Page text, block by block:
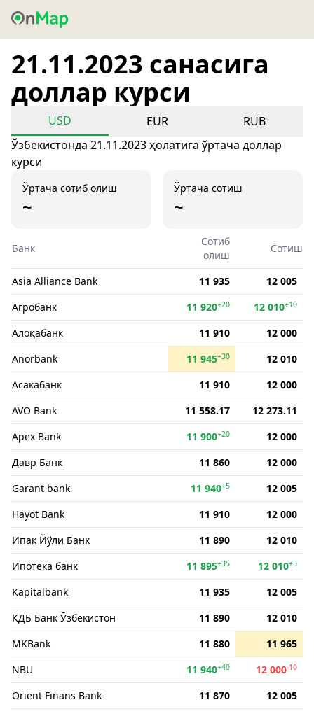
21.11.2023 санасига
доллар курси
USD EUR
RUB
Ўзбекистонда 21.11.2023 ҳолатига ўртача доллар
курси
Ўртача сотиб олиш
~
Ўртача сотиш
~
Банк
Сотиб
олиш
Сотиш
Asia Alliance Bank 11 935
12 005
Агробанк
11 920+20 12 010+10
Алоқабанк 11 910
12 000
Anorbank
11 945+30
12 010
Асакабанк
11 910
12 000
AVO Bank
11 558.17
12 273.11
Apex Bank
11 900+20
12 000
Давр Банк
11 860
12 000
Garant bank
11 940+5
12 005
Hayot Bank
11 910
12 000
Ипак Йўли Банк
11 890
12 010
Ипотека банк
11 895+35 12 010+5
Kapitalbank 11 935
12 005
КДБ Банк Ўзбекистон
11 890
12 010
MKBank
11 880
11 965
NBU
11 940+40 12 000-10
Orient Finans Bank 11 870 12 005